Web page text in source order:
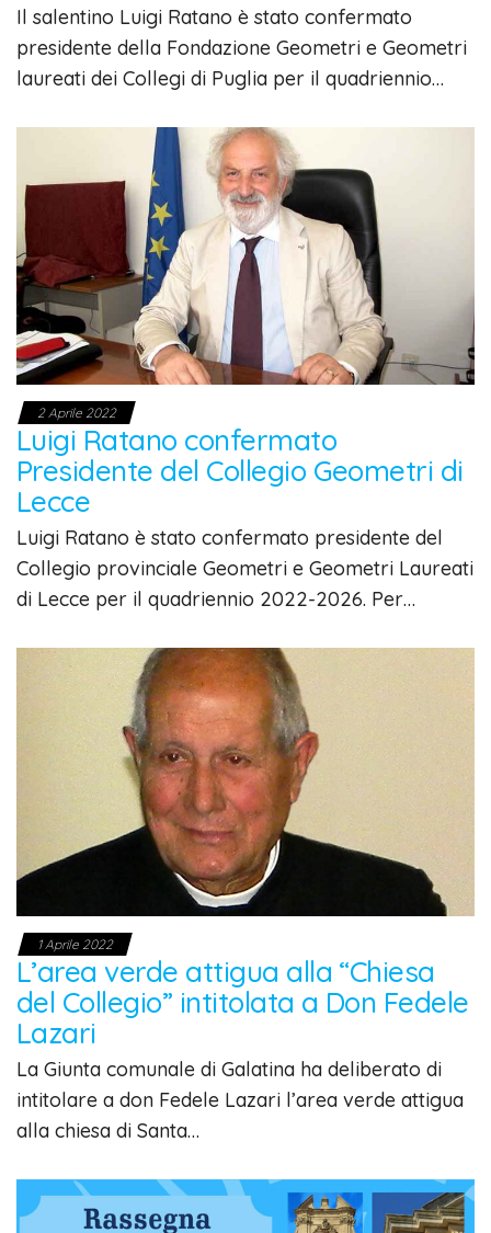
Il salentino Luigi Ratano è stato confermato
presidente della Fondazione Geometri e Geometri
laureati dei Collegi di Puglia per il quadriennio…
2 Aprile 2022
Luigi Ratano confermato
Presidente del Collegio Geometri di
Lecce
Luigi Ratano è stato confermato presidente del
Collegio provinciale Geometri e Geometri Laureati
di Lecce per il quadriennio 2022-2026. Per…
1 Aprile 2022
L’area verde attigua alla “Chiesa
del Collegio” intitolata a Don Fedele
Lazari
La Giunta comunale di Galatina ha deliberato di
intitolare a don Fedele Lazari l’area verde attigua
alla chiesa di Santa…